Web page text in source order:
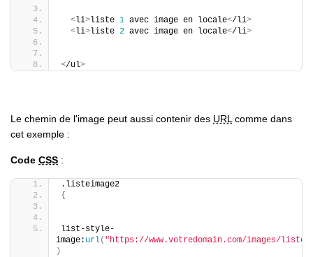
<li>liste 1 avec image en locale</li>
<li>liste 2 avec image en locale</li>
</ul>
Le chemin de l'image peut aussi contenir des URL comme dans
cet exemple :
Code CSS :
.listeimage2
{
list-style-
image: url( "https://www.votredomain.com/images/
)